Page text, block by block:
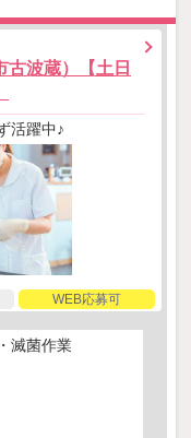
古波蔵）【土日
活躍中♪
WEB応募可
滅菌作業